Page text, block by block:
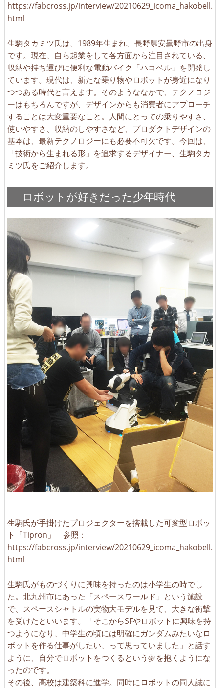
https://fabcross.jp/interview/20210629_icoma_hakobell.
html
生駒タカミツ氏は、1989年生まれ、長野県安曇野市の出身
です。現在、自ら起業をして各方面から注目されている、
収納や持ち運びに便利な電動バイク「ハコベル」を開発し
ています。現代は、新たな乗り物やロボットが身近になり
つつある時代と言えます。そのようななかで、テクノロジ
ーはもちろんですが、デザインからも消費者にアプローチ
することは大変重要なこと。人間にとっての乗りやすさ、
使いやすさ、収納のしやすさなど、プロダクトデザインの
基本は、最新テクノロジーにも必要不可欠です。今回は、
「技術から生まれる形」を追求するデザイナー、生駒タカ
ミツ氏をご紹介します。
ロボットが好きだった少年時代
生駒氏が手掛けたプロジェクターを搭載した可変型ロボッ
ト「Tipron」 参照：
https://fabcross.jp/interview/20210629_icoma_hakobell.
html
生駒氏がものづくりに興味を持ったのは小学生の時でし
た。北九州市にあった「スペースワールド」という施設
で、スペースシャトルの実物大モデルを見て、大きな衝撃
を受けたといいます。「そこからSFやロボットに興味を持
つようになり、中学生の頃には明確にガンダムみたいなロ
ボットを作る仕事がしたい、って思っていました」と話す
ように、自分でロボットをつくるという夢を抱くようにな
ったのです。
その後、高校は建築科に進学。同時にロボットの同人誌に